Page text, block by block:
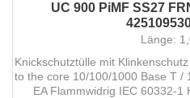
UC 900 PiMF SS27
Länge:
Knickschutztülle mit
to the core 10/100/1000 Base T /
EA Flammwidrig IEC 60332-1